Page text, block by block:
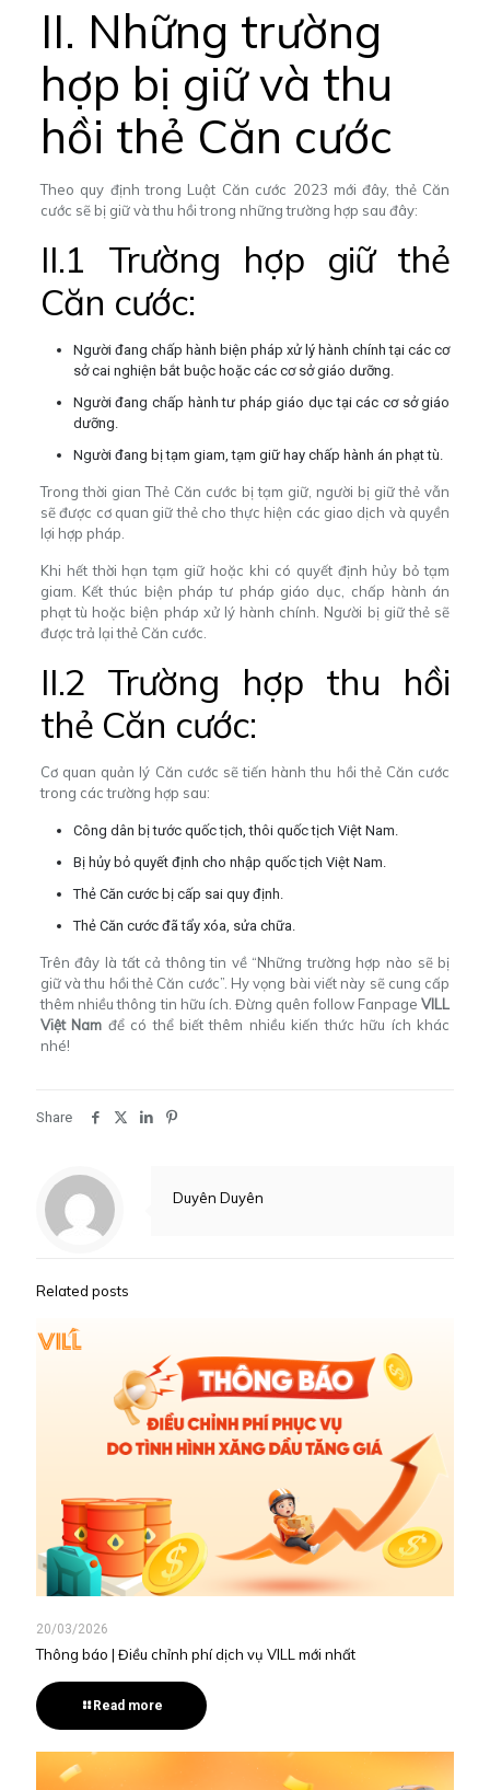
II. Những trường
hợp bị giữ và thu
hồi thẻ Căn cước
Theo quy định trong Luật Căn cước 2023 mới đây, thẻ Căn
cước sẽ bị giữ và thu hồi trong những trường hợp sau đây:
II.1 Trường hợp giữ thẻ
Căn cước:
Người đang chấp hành biện pháp xử lý hành chính tại các cơ
sở cai nghiện bắt buộc hoặc các cơ sở giáo dưỡng.
Người đang chấp hành tư pháp giáo dục tại các cơ sở giáo
dưỡng.
Người đang bị tạm giam, tạm giữ hay chấp hành án phạt tù.
Trong thời gian Thẻ Căn cước bị tạm giữ, người bị giữ thẻ vẫn
sẽ được cơ quan giữ thẻ cho thực hiện các giao dịch và quyền
lợi hợp pháp.
Khi hết thời hạn tạm giữ hoặc khi có quyết định hủy bỏ tạm
giam. Kết thúc biện pháp tư pháp giáo dục, chấp hành án
phạt tù hoặc biện pháp xử lý hành chính. Người bị giữ thẻ sẽ
được trả lại thẻ Căn cước.
II.2 Trường hợp thu hồi
thẻ Căn cước:
Cơ quan quản lý Căn cước sẽ tiến hành thu hồi thẻ Căn cước
trong các trường hợp sau:
Công dân bị tước quốc tịch, thôi quốc tịch Việt Nam.
Bị hủy bỏ quyết định cho nhập quốc tịch Việt Nam.
Thẻ Căn cước bị cấp sai quy định.
Thẻ Căn cước đã tẩy xóa, sửa chữa.
Trên đây là tất cả thông tin về “Những trường hợp nào sẽ bị
giữ và thu hồi thẻ Căn cước”. Hy vọng bài viết này sẽ cung cấp
thêm nhiều thông tin hữu ích. Đừng quên follow FanpageVILL
Việt Nam để có thể biết thêm nhiều kiến thức hữu ích khác
nhé!
Share
Duyên Duyên
Related posts
20/03/2026
Thông báo | Điều chỉnh phí dịch vụ VILL mới nhất
Read more